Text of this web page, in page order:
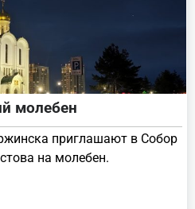
молебен
приглашают в Собор
на молебен.